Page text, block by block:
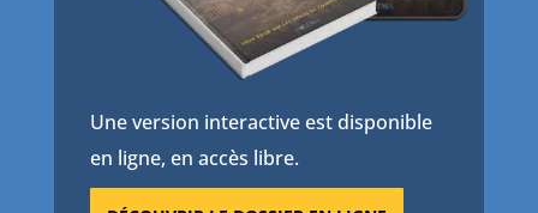
Une version interactive est disponible
en ligne, en accès libre.